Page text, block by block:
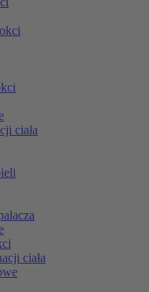
ciała
ciała